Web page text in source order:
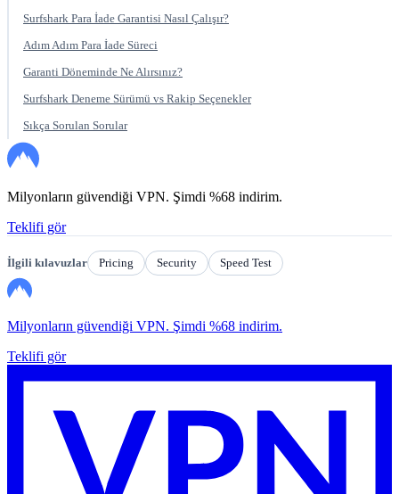
Surfshark Para İade Garantisi Nasıl Çalışır?
Adım Adım Para İade Süreci
Garanti Döneminde Ne Alırsınız?
Surfshark Deneme Sürümü vs Rakip Seçenekler
Sıkça Sorulan Sorular
Milyonların güvendiği VPN. Şimdi %68 indirim.
Teklifi gör
İlgili kılavuzlar Pricing Security Speed Test
Milyonların güvendiği VPN. Şimdi %68 indirim.
Teklifi gör